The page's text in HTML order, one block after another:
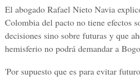
El abogado Rafael Nieto Navia
Colombia del pacto no tiene efectos
decisiones sino sobre futuras y que
hemisferio no podrá demandar a
'Por supuesto que es para evitar